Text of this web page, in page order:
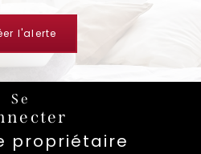
l'alerte
Se
propriétaire